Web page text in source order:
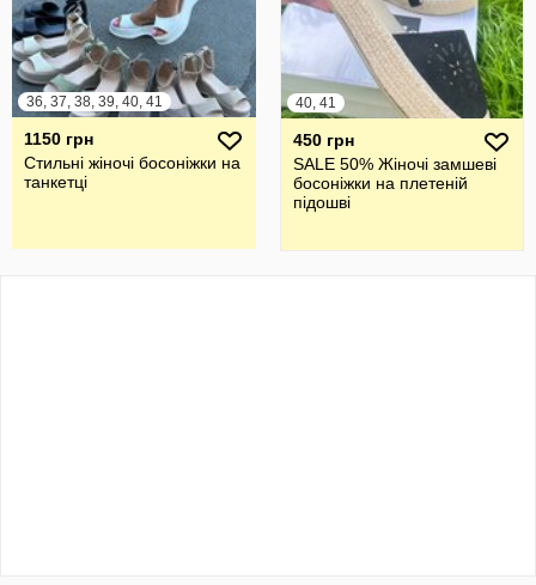
36, 37, 38, 39, 40, 41
1150 грн
Стильні жіночі босоніжки на
танкетці
40, 41
450 грн
SALE 50% Жіночі замшеві
босоніжки на плетеній
підошві